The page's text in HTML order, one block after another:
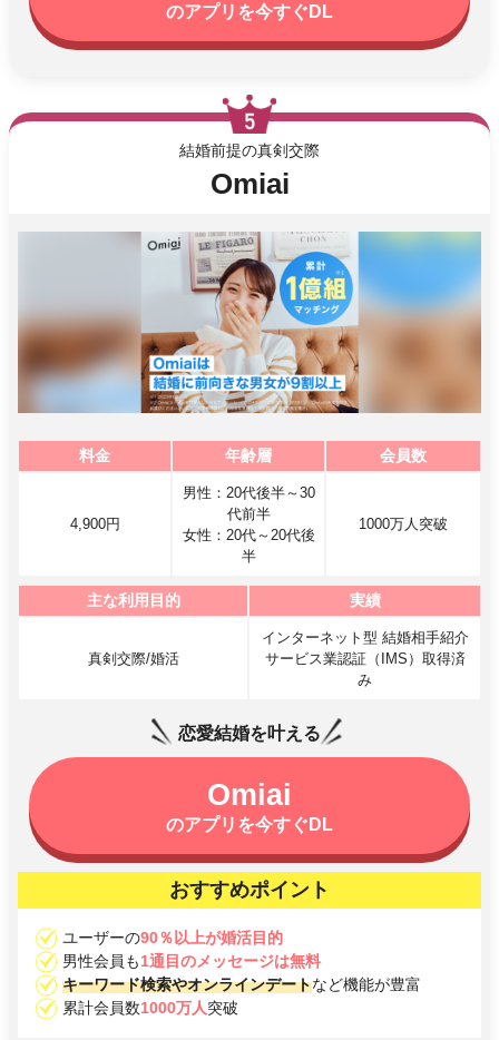
のアプリを今すぐDL
結婚前提の真剣交際
Omiai
料金 年齢層 会員数
4,900円
男性：20代後半～30
代前半
女性：20代～20代後
半
1000万人突破
主な利用目的 実績
真剣交際/婚活
インターネット型 結婚相手紹介
サービス業認証（IMS）取得済
み
恋愛結婚を叶える
Omiai
のアプリを今すぐDL
おすすめポイント
ユーザーの90％以上が婚活目的
男性会員も1通目のメッセージは無料
キーワード検索やオンラインデートなど機能が豊富
累計会員数1000万人突破